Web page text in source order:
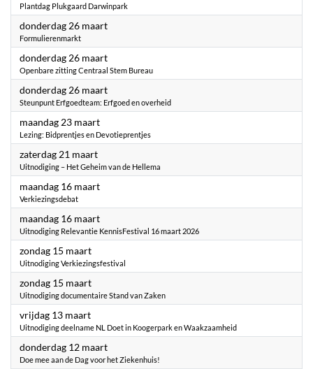
Plantdag Plukgaard Darwinpark
donderdag 26 maart2026
Formulierenmarkt
donderdag 26 maart2026
Openbare zitting Centraal Stem Bureau
donderdag 26 maart2026
Steunpunt Erfgoedteam: Erfgoed en overheid
maandag 23 maart2026
Lezing: Bidprentjes en Devotieprentjes
zaterdag 21 maart2026
Uitnodiging – Het Geheim van de Hellema
maandag 16 maart2026
Verkiezingsdebat
maandag 16 maart2026
Uitnodiging Relevantie KennisFestival 16 maart 2026
zondag 15 maart2026
Uitnodiging Verkiezingsfestival
zondag 15 maart2026
Uitnodiging documentaire Stand van Zaken
vrijdag 13 maart2026
Uitnodiging deelname NL Doet in Koogerpark en Waakzaamheid
donderdag 12 maart2026
Doe mee aan de Dag voor het Ziekenhuis!